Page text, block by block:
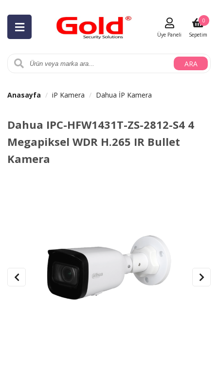
ARA
Üye Paneli Sepetim
0
Anasayfa iP Kamera Dahua İP Kamera
Dahua IPC-HFW1431T-ZS-2812-S4 4
Megapiksel WDR H.265 IR Bullet
Kamera